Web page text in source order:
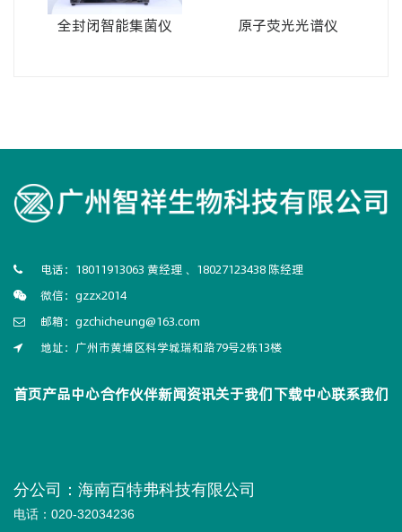
全封闭智能集菌仪 原子荧光光谱仪
电话：18011913063 黄经理 、18027123438 陈经理
微信：gzzx2014
邮箱：gzchicheung@163.com
地址：广州市黄埔区科学城瑞和路79号2栋13楼
首页产品中心合作伙伴新闻资讯关于我们下载中心联系我们
分公司：海南百特弗科技有限公司
电话：020-32034236